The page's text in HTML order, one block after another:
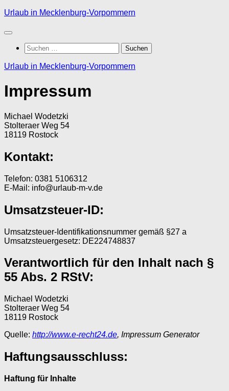
Zum
springen
Urlaub in Mecklenburg-Vorpommern
Suchen
nach:
Urlaub in Mecklenburg-Vorpommern
Impressum
Michael Wodetzki
Stolteraer Weg 54
18119 Rostock
Kontakt:
Telefon: 0381 5106312
E-Mail: info@urlaub-m-v.de
Umsatzsteuer-ID:
Umsatzsteuer-Identifikationsnummer gemäß §27 a
Umsatzsteuergesetz: DE224748837
Verantwortlich für den Inhalt nach §
55 Abs. 2 RStV:
Michael Wodetzki
Stolteraer Weg 54
18119 Rostock
Quelle: http://www.e-recht24.de, Impressum Generator
Haftungsausschluss:
Haftung für Inhalte